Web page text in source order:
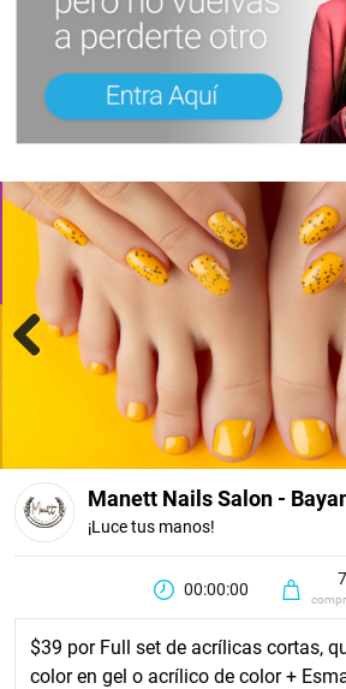
Manett Nails Salon -
¡Luce tus manos!
00:00:00
7
$39 por Full set de acrílicas cortas,
color en gel o acrílico de color +